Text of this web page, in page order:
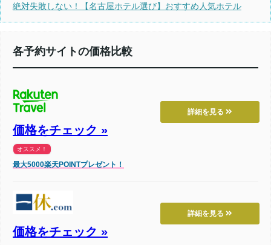
絶対失敗しない！【名古屋ホテル選び】おすすめ人気ホテル
各予約サイトの価格比較
詳細を見る
価格をチェック »
オススメ！
最大5000楽天POINTプレゼント！
詳細を見る
価格をチェック »